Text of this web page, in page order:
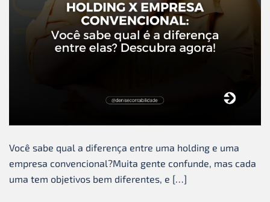
Você sabe qual a diferença entre uma holding e uma
empresa convencional?Muita gente confunde, mas cada
uma tem objetivos bem diferentes, e […]